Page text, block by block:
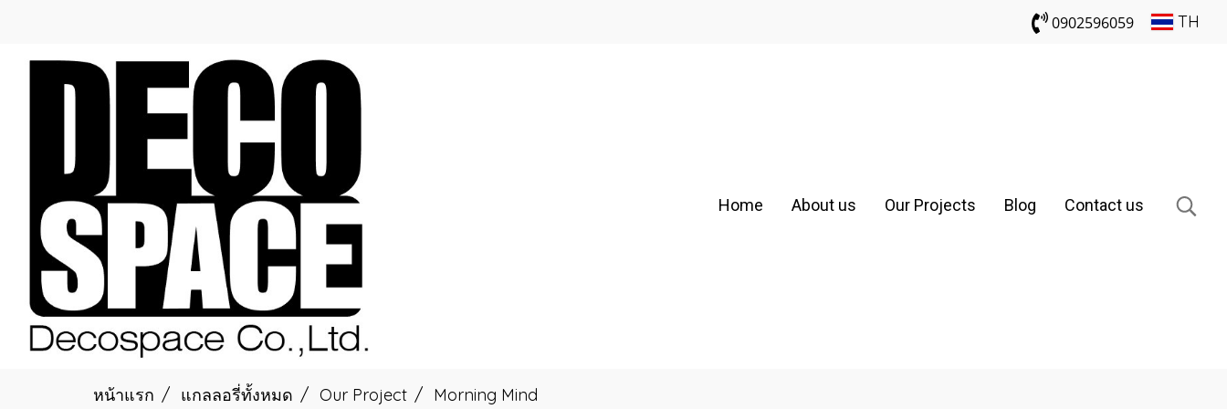
0902596059 TH
Home About us Our Projects Blog Contact us
หน้าแรก แกลลอรี่ทั้งหมด Our Project Morning Mind